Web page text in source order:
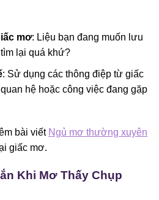
mơ: Liệu bạn đang muốn lưu
lại quá khứ?
: Sử dụng các thông điệp từ giấc
hệ hoặc công việc đang gặp
bài viết Ngủ mơ thường xuyên
giấc mơ.
Khi Mơ Thấy Chụp